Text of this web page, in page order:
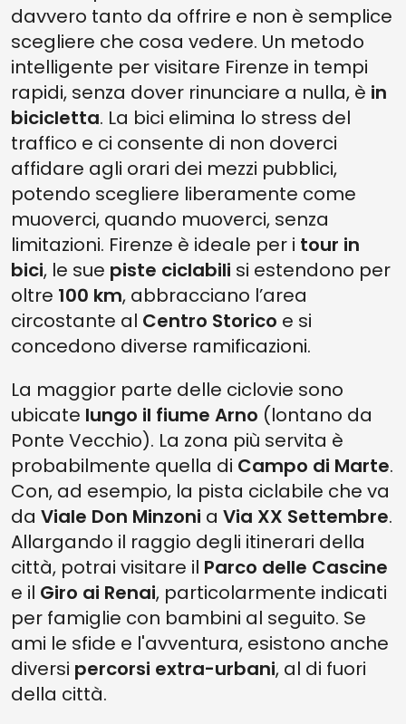
davvero tanto da offrire e non è semplice
scegliere che cosa vedere. Un metodo
intelligente per visitare Firenze in tempi
rapidi, senza dover rinunciare a nulla, è in
bicicletta. La bici elimina lo stress del
traffico e ci consente di non doverci
affidare agli orari dei mezzi pubblici,
potendo scegliere liberamente come
muoverci, quando muoverci, senza
limitazioni. Firenze è ideale per i tour in
bici, le sue piste ciclabili si estendono per
oltre 100 km, abbracciano l’area
circostante al Centro Storico e si
concedono diverse ramificazioni.
La maggior parte delle ciclovie sono
ubicate lungo il fiume Arno (lontano da
Ponte Vecchio). La zona più servita è
probabilmente quella di Campo di Marte.
Con, ad esempio, la pista ciclabile che va
da Viale Don Minzoni a Via XX Settembre.
Allargando il raggio degli itinerari della
città, potrai visitare il Parco delle Cascine
e il Giro ai Renai, particolarmente indicati
per famiglie con bambini al seguito. Se
ami le sfide e l'avventura, esistono anche
diversi percorsi extra-urbani, al di fuori
della città.